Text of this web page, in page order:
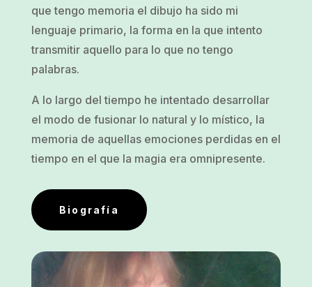
que tengo memoria el dibujo ha sido mi
lenguaje primario, la forma en la que intento
transmitir aquello para lo que no tengo
palabras.
A lo largo del tiempo he intentado desarrollar
el modo de fusionar lo natural y lo místico, la
memoria de aquellas emociones perdidas en el
tiempo en el que la magia era omnipresente.
Biografía